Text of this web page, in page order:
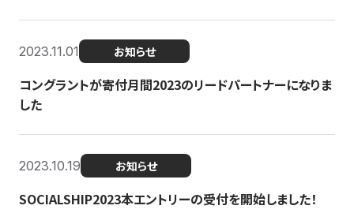
2023.11.01 お知らせ
コングラントが寄付月間2023のリードパートナーになりま
した
2023.10.19 お知らせ
SOCIALSHIP2023本エントリーの受付を開始しました！